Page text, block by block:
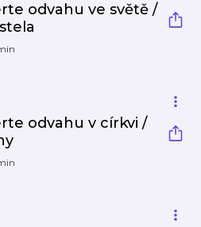
odvahu ve světě /
odvahu v církvi /